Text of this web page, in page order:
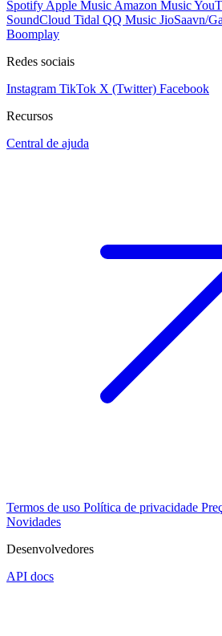
Spotify Apple Music Amazon Music
SoundCloud Tidal QQ Music JioSaavn/
Boomplay
Redes sociais
Instagram TikTok X (Twitter) Facebook
Recursos
Central de ajuda
Termos de uso Política de privacidade
Novidades
Desenvolvedores
API docs